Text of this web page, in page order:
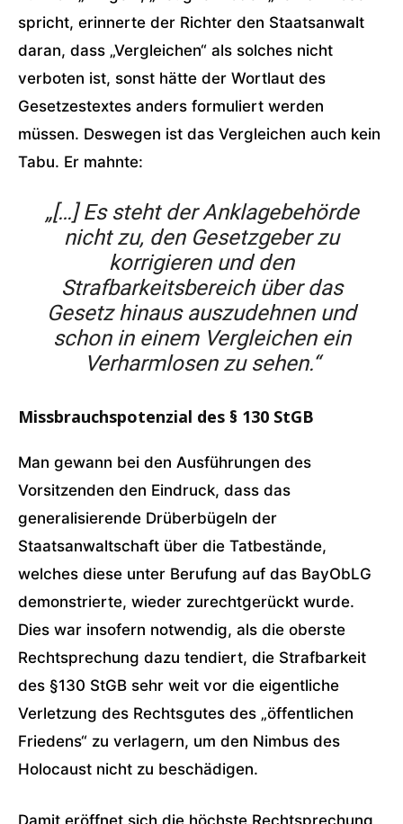
spricht, erinnerte der Richter den Staatsanwalt
daran, dass „Vergleichen“ als solches nicht
verboten ist, sonst hätte der Wortlaut des
Gesetzestextes anders formuliert werden
müssen. Deswegen ist das Vergleichen auch kein
Tabu. Er mahnte:
„[…] Es steht der Anklagebehörde
nicht zu, den Gesetzgeber zu
korrigieren und den
Strafbarkeitsbereich über das
Gesetz hinaus auszudehnen und
schon in einem Vergleichen ein
Verharmlosen zu sehen.“
Missbrauchspotenzial des § 130 StGB
Man gewann bei den Ausführungen des
Vorsitzenden den Eindruck, dass das
generalisierende Drüberbügeln der
Staatsanwaltschaft über die Tatbestände,
welches diese unter Berufung auf das BayObLG
demonstrierte, wieder zurechtgerückt wurde.
Dies war insofern notwendig, als die oberste
Rechtsprechung dazu tendiert, die Strafbarkeit
des §130 StGB sehr weit vor die eigentliche
Verletzung des Rechtsgutes des „öffentlichen
Friedens“ zu verlagern, um den Nimbus des
Holocaust nicht zu beschädigen.
Damit eröffnet sich die höchste Rechtsprechung